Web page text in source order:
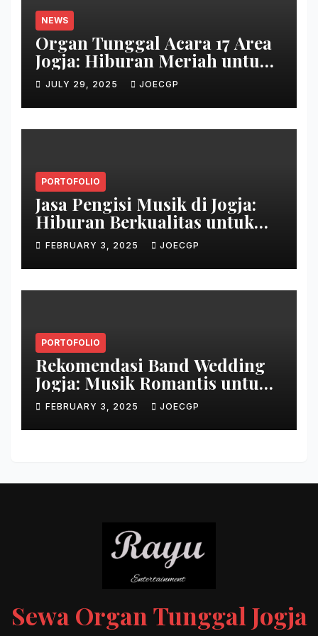
NEWS
Organ Tunggal Acara 17 Area
Jogja: Hiburan Meriah untuk
Peringatan Hari
Kemerdekaan
JULY 29, 2025 JOECGP
PORTOFOLIO
Jasa Pengisi Musik di Jogja:
Hiburan Berkualitas untuk
Segala Acara
FEBRUARY 3, 2025 JOECGP
PORTOFOLIO
Rekomendasi Band Wedding
Jogja: Musik Romantis untuk
Pernikahan
FEBRUARY 3, 2025 JOECGP
Sewa Organ Tunggal Jogja